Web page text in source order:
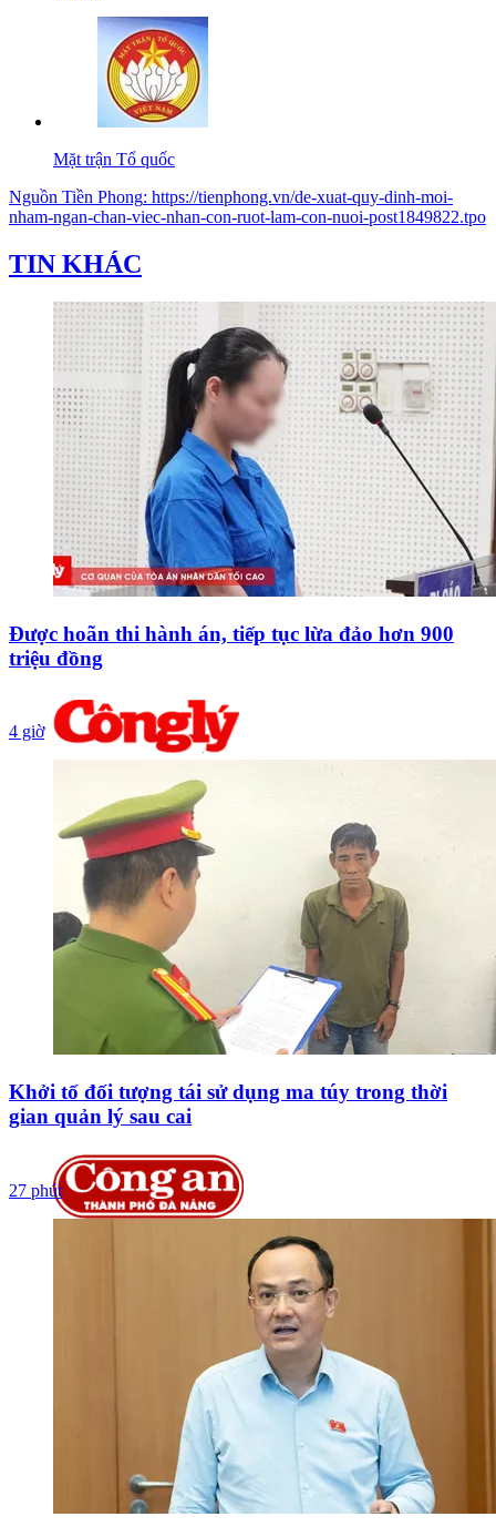
Mặt trận Tổ quốc
Nguồn Tiền Phong: https://tienphong.vn/de-xuat-quy-dinh-moi-
nham-ngan-chan-viec-nhan-con-ruot-lam-con-nuoi-post1849822.tpo
TIN KHÁC
Được hoãn thi hành án, tiếp tục lừa đảo hơn 900
triệu đồng
4 giờ
Khởi tố đối tượng tái sử dụng ma túy trong thời
gian quản lý sau cai
27 phút